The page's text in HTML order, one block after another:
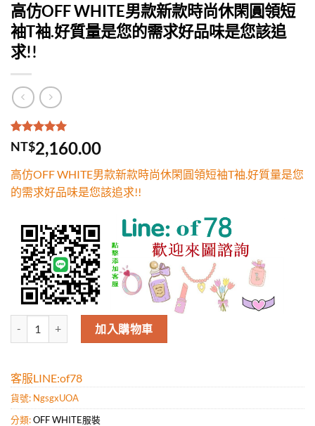
高仿OFF WHITE男款新款時尚休閑圓領短
袖T袖.好質量是您的需求好品味是您該追
求!!
評分5.00 /
5，已有
1
位
分
NT$2,160.00
高仿OFF WHITE男款新款時尚休閑圓領短袖T袖.好質量是您
的需求好品味是您該追求!!
高仿OFF WHITE男款新款時尚休閑圓領短袖T袖.好質量是您的需求好
加入購物車
客服LINE:of78
貨號: NgsgxUOA
分類:OFF WHITE服裝